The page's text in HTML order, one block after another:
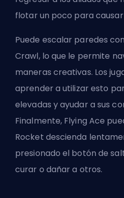
flotar un poco para causar
Puede escalar paredes
Crawl, lo que le permite
maneras creativas. Los
aprender a utilizar esto
elevadas y ayudar a sus
Finalmente, Flying Ace
Rocket descienda
presionado el botón de
curar o dañar a otros.